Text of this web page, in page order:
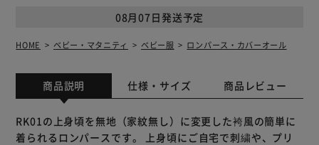
08月07日発送予定
HOME ベビー・マタニティ ベビー服 ロンパース・カバーオール
商品説明 仕様・サイズ 商品レビュー
RK01の上身頃を無地（家紋無し）に変更した袴風の簡単に
着られるロンパースです。 上身頃にご自宅で刺繍や、プリ